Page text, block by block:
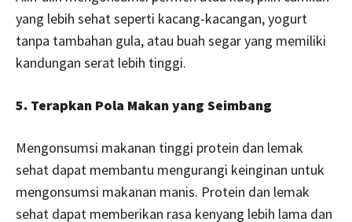
yang lebih sehat seperti kacang-kacangan, yogurt
tanpa tambahan gula, atau buah segar yang memiliki
kandungan serat lebih tinggi.
5. Terapkan Pola Makan yang Seimbang
Mengonsumsi makanan tinggi protein dan lemak
sehat dapat membantu mengurangi keinginan untuk
mengonsumsi makanan manis. Protein dan lemak
sehat dapat memberikan rasa kenyang lebih lama dan